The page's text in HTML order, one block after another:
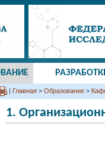
| Главная > Образование >
1.